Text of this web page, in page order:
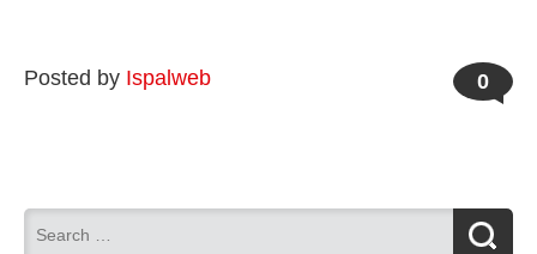
Posted by Ispalweb 0